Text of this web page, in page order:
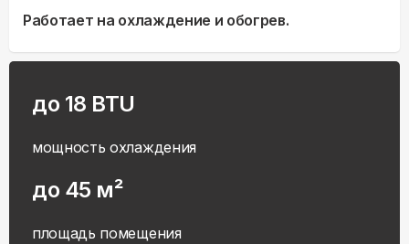
Работает на охлаждение и обогрев.
до 18 BTU
мощность охлаждения
до 45 м²
площадь помещения